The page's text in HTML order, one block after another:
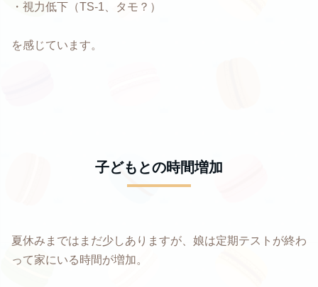
・視力低下（TS-1、タモ？）
を感じています。
子どもとの時間増加
夏休みまではまだ少しありますが、娘は定期テストが終わ
って家にいる時間が増加。